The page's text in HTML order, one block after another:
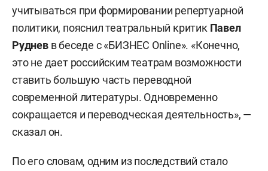
учитываться при формировании репертуарной
политики, пояснил театральный критик Павел
Руднев в беседе с «БИЗНЕС Online». «Конечно,
это не дает российским театрам возможности
ставить большую часть переводной
современной литературы. Одновременно
сокращается и переводческая деятельность», —
сказал он.
По его словам, одним из последствий стало